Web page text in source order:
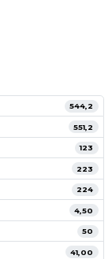
544,2
551,2
123
223
224
4,50
50
41,00